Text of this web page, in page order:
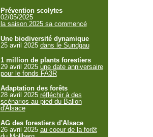
Prévention scolytes
02/05/2025
la saison 2025 sa commencé
Une biodiversité dynamique
25 avril 2025 dans le Sundgau
1 million de plants forestiers
29 avril 2025 une date anniversaire
pour le fonds FA3R
Adaptation des forêts
28 avril 2025 réfléchir à des
scénarios au pied du Ballon
d'Alsace
AG des forestiers d'Alsace
26 avril 2025 au coeur de la forêt